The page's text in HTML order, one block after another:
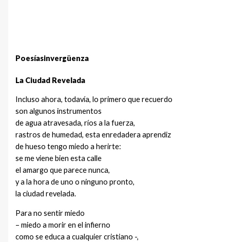
Poesíasinvergüenza
La Ciudad Revelada
Incluso ahora, todavía, lo primero que recuerdo
son algunos instrumentos
de agua atravesada, ríos a la fuerza,
rastros de humedad, esta enredadera aprendiz
de hueso tengo miedo a herirte:
se me viene bien esta calle
el amargo que parece nunca,
y a la hora de uno o ninguno pronto,
la ciudad revelada.
Para no sentir miedo
– miedo a morir en el infierno
como se educa a cualquier cristiano -,